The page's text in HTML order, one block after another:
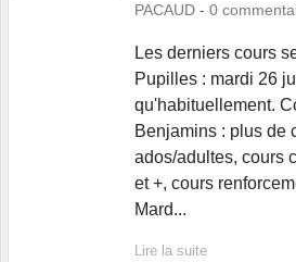
PACAUD - 0
Les derniers cours
Pupilles : mardi 26
qu'habituellement.
Benjamins : plus de
ados/adultes, cours
et +, cours
Mard...
Lire la suite